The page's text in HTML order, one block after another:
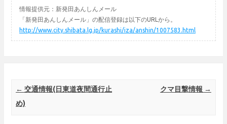
情報提供元：新発田あんしんメール
「新発田あんしんメール」の配信登録は以下のURLから。
http://www.city.shibata.lg.jp/kurashi/iza/anshin/1007583.html
Post navigation
← 交通情報(日東道夜間通行止
め)
クマ目撃情報 →